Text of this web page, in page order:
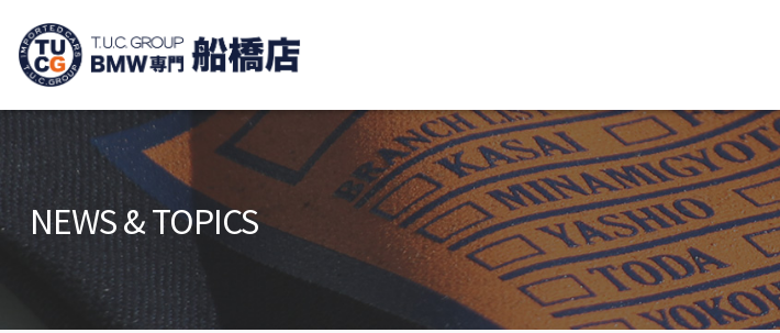
ニュース
News and Topics
在庫リスト
Stock list
保証＆サービス
Warranty and Serivce
アクセスマップ
Access map
特別作業について
Special service
オーダーサービス
Order service
NEWS & TOPICS